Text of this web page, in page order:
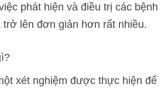
phát hiện và điều trị các bệnh
lên đơn giản hơn rất nhiều.
xét nghiệm được thực hiện để